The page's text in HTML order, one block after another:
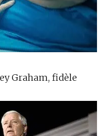
Graham, fidèle